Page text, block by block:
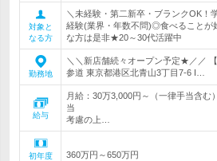
対象と
なる方
＼未経験・第二新卒・ブランクOK！
経験(業界・年数不問)◎食べることが
な方は是非★20～30代活躍中
勤務地
＼＼新店舗続々オープン予定★／／
参道 東京都港区北青山3丁目7-6 I…
給与
月給：30万3,000円～（一律手当含む
当 ※年齢、経
考慮の上…
初年度
360万円～650万円